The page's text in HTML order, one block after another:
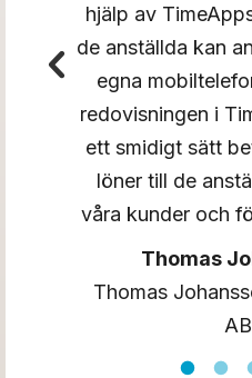
hjälp av
de anställda kan
egna
redovisningen i
ett smidigt sätt
löner till de
våra kunder och
Thomas
Thomas
AB